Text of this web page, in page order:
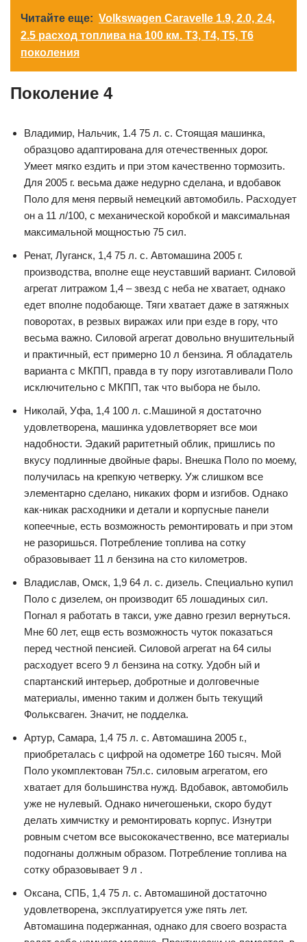
Читайте еще: Volkswagen Caravelle 1.9, 2.0, 2.4,
2.5 расход топлива на 100 км. T3, T4, T5, T6
поколения
Поколение 4
Владимир, Нальчик, 1.4 75 л. с. Стоящая машинка,
образцово адаптирована для отечественных дорог.
Умеет мягко ездить и при этом качественно тормозить.
Для 2005 г. весьма даже недурно сделана, и вдобавок
Поло для меня первый немецкий автомобиль. Расходует
он а 11 л/100, с механической коробкой и максимальная
максимальной мощностью 75 сил.
Ренат, Луганск, 1,4 75 л. с. Автомашина 2005 г.
производства, вполне еще неуставший вариант. Силовой
агрегат литражом 1,4 – звезд с неба не хватает, однако
едет вполне подобающе. Тяги хватает даже в затяжных
поворотах, в резвых виражах или при езде в гору, что
весьма важно. Силовой агрегат довольно внушительный
и практичный, ест примерно 10 л бензина. Я обладатель
варианта с МКПП, правда в ту пору изготавливали Поло
исключительно с МКПП, так что выбора не было.
Николай, Уфа, 1,4 100 л. с.Машиной я достаточно
удовлетворена, машинка удовлетворяет все мои
надобности. Эдакий раритетный облик, пришлись по
вкусу подлинные двойные фары. Внешка Поло по моему,
получилась на крепкую четверку. Уж слишком все
элементарно сделано, никаких форм и изгибов. Однако
как-никак расходники и детали и корпусные панели
копеечные, есть возможность ремонтировать и при этом
не разоришься. Потребление топлива на сотку
образовывает 11 л бензина на сто километров.
Владислав, Омск, 1,9 64 л. с. дизель. Специально купил
Поло с дизелем, он производит 65 лошадиных сил.
Погнал я работать в такси, уже давно грезил вернуться.
Мне 60 лет, ещв есть возможность чуток показаться
перед честной пенсией. Силовой агрегат на 64 силы
расходует всего 9 л бензина на сотку. Удобн ый и
спартанский интерьер, добротные и долговечные
материалы, именно таким и должен быть текущий
Фольксваген. Значит, не подделка.
Артур, Самара, 1,4 75 л. с. Автомашина 2005 г.,
приобреталась с цифрой на одометре 160 тысяч. Мой
Поло укомплектован 75л.с. силовым агрегатом, его
хватает для большинства нужд. Вдобавок, автомобиль
уже не нулевый. Однако ничегошеньки, скоро будут
делать химчистку и ремонтировать корпус. Изнутри
ровным счетом все высококачественно, все материалы
подогнаны должным образом. Потребление топлива на
сотку образовывает 9 л .
Оксана, СПБ, 1,4 75 л. с. Автомашиной достаточно
удовлетворена, эксплуатируется уже пять лет.
Автомашина подержанная, однако для своего возраста